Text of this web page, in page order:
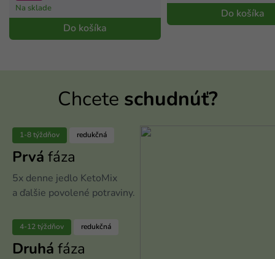
Do košíka
Na sklade
Do košíka
Chcete schudnúť?
1-8 týždňov redukčná
Prvá fáza
5x denne jedlo KetoMix
a ďalšie povolené potraviny.
4-12 týždňov redukčná
Druhá fáza